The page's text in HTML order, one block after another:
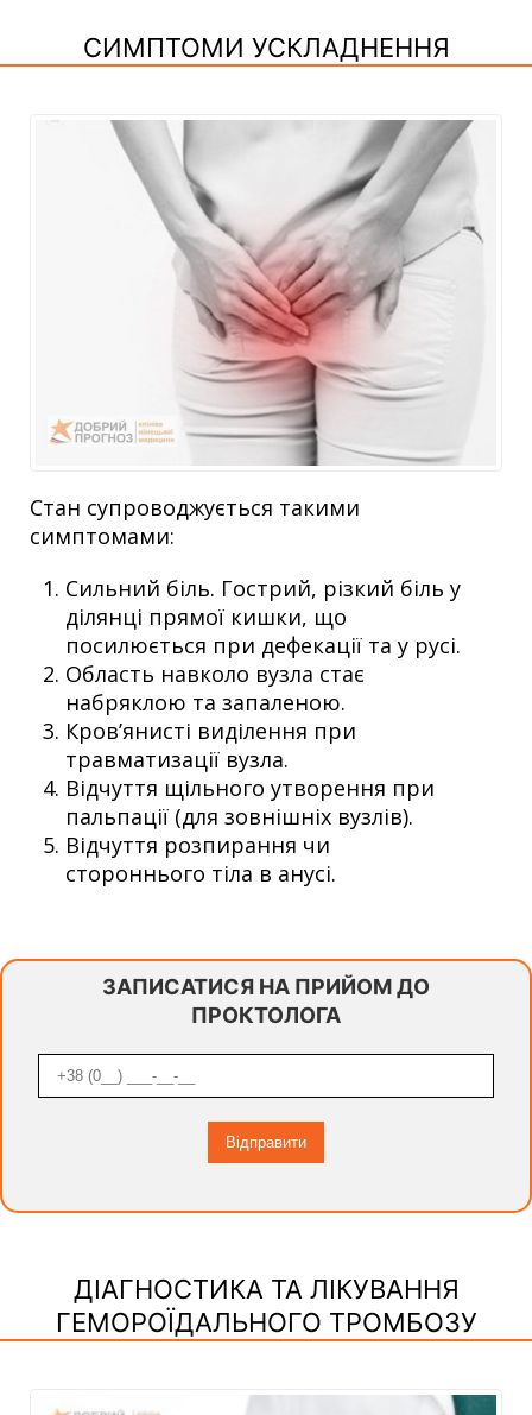
СИМПТОМИ УСКЛАДНЕННЯ
Стан супроводжується такими
симптомами:
Сильний біль. Гострий, різкий біль у
ділянці прямої кишки, що
посилюється при дефекації та у русі.
Область навколо вузла стає
набряклою та запаленою.
Кров’янисті виділення при
травматизації вузла.
Відчуття щільного утворення при
пальпації (для зовнішніх вузлів).
Відчуття розпирання чи
стороннього тіла в анусі.
ЗАПИСАТИСЯ НА ПРИЙОМ ДО
ПРОКТОЛОГА
ДІАГНОСТИКА ТА ЛІКУВАННЯ
ГЕМОРОЇДАЛЬНОГО ТРОМБОЗУ